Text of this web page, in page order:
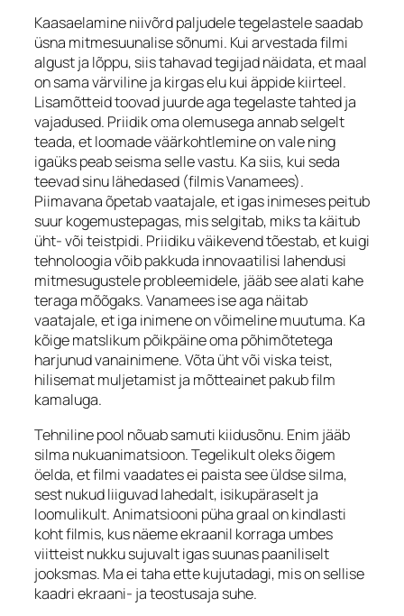
Kaasaelamine niivõrd paljudele tegelastele saadab
üsna mitmesuunalise sõnumi. Kui arvestada filmi
algust ja lõppu, siis tahavad tegijad näidata, et maal
on sama värviline ja kirgas elu kui äppide kiirteel.
Lisamõtteid toovad juurde aga tegelaste tahted ja
vajadused. Priidik oma olemusega annab selgelt
teada, et loomade väärkohtlemine on vale ning
igaüks peab seisma selle vastu. Ka siis, kui seda
teevad sinu lähedased (filmis Vanamees).
Piimavana õpetab vaatajale, et igas inimeses peitub
suur kogemustepagas, mis selgitab, miks ta käitub
üht- või teistpidi. Priidiku väikevend tõestab, et kuigi
tehnoloogia võib pakkuda innovaatilisi lahendusi
mitmesugustele probleemidele, jääb see alati kahe
teraga mõõgaks. Vanamees ise aga näitab
vaatajale, et iga inimene on võimeline muutuma. Ka
kõige matslikum põikpäine oma põhimõtetega
harjunud vanainimene. Võta üht või viska teist,
hilisemat muljetamist ja mõtteainet pakub film
kamaluga.
Tehniline pool nõuab samuti kiidusõnu. Enim jääb
silma nukuanimatsioon. Tegelikult oleks õigem
öelda, et filmi vaadates ei paista see üldse silma,
sest nukud liiguvad lahedalt, isikupäraselt ja
loomulikult. Animatsiooni püha graal on kindlasti
koht filmis, kus näeme ekraanil korraga umbes
viitteist nukku sujuvalt igas suunas paaniliselt
jooksmas. Ma ei taha ette kujutadagi, mis on sellise
kaadri ekraani- ja teostusaja suhe.